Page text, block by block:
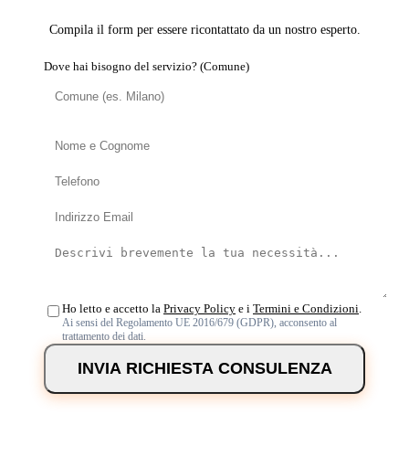
Compila il form per essere ricontattato da un nostro esperto.
Dove hai bisogno del servizio? (Comune)
Ho letto e accetto la Privacy Policy e i Termini e Condizioni
Ai sensi del Regolamento UE 2016/679 (GDPR), acconsento al
trattamento dei dati.
INVIA RICHIESTA CONSULENZA